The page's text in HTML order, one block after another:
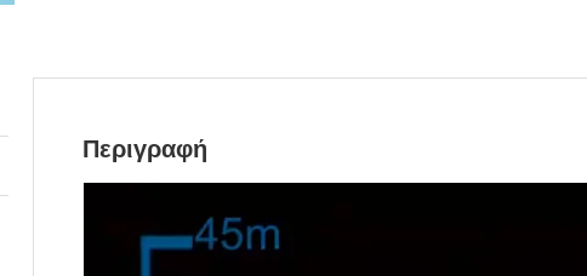
Περιγραφή